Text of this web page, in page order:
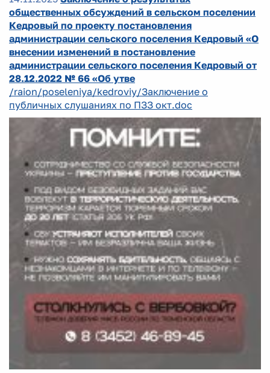
общественных обсуждений в сельском поселении
Кедровый по проекту постановления
администрации сельского поселения Кедровый «О
внесении изменений в постановление
администрации сельского поселения Кедровый от
28.12.2022 № 66 «Об утве
/raion/poseleniya/kedroviy/Заключение о
публичных слушаниях по ПЗЗ окт.doc